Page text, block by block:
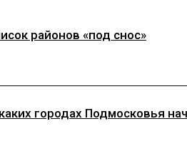
районов «под снос»
городах Подмосковья